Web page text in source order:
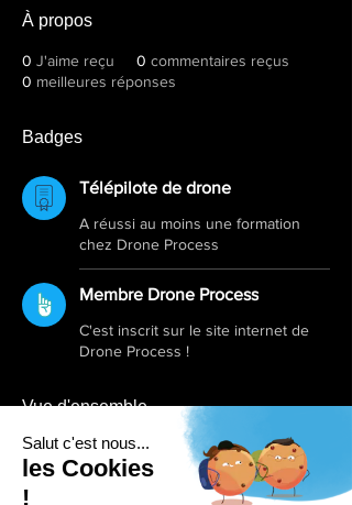
À propos
0 J'aime reçu 0 commentaires reçus
0 meilleures réponses
Badges
Télépilote de drone
A réussi au moins une formation
chez Drone Process
Membre Drone Process
C'est inscrit sur le site internet de
Drone Process !
Vue d'ensemble
Prénom
GILLES